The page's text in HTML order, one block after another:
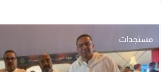
مستجدات